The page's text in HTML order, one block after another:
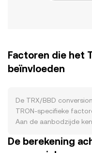
Factoren die het
beïnvloeden
De TRX/BBD
TRON‑specifieke
Aan de aanbodzijde
Representatives in
De berekening